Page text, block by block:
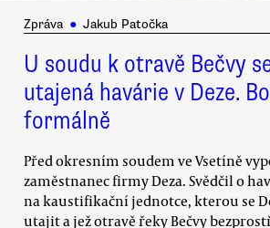
Zpráva ● Jakub Patočka
U soudu k otravě Bečvy
utajená havárie v Deze.
formálně
Před okresním soudem ve Vsetíně
zaměstnanec firmy Deza. Svědčil o
na kaustifikační jednotce, kterou se
utajit a jež otravě řeky Bečvy